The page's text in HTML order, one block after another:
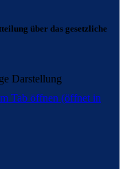
über das gesetzliche
Tab öffnen (öffnet in